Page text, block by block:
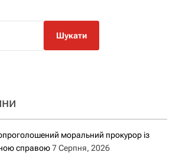
моральний прокурор із
справою7 Серпня, 2026